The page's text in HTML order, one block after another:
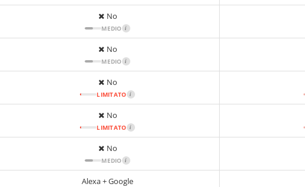
No
MEDIO i
No
MEDIO i
No
LIMITATO i
No
LIMITATO i
No
MEDIO i
Alexa + Google